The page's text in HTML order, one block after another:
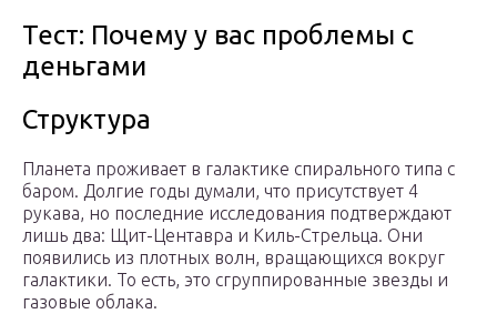
Тест: Почему у вас проблемы с
деньгами
Структура
Планета проживает в галактике спирального типа с
баром. Долгие годы думали, что присутствует 4
рукава, но последние исследования подтверждают
лишь два: Щит-Центавра и Киль-Стрельца. Они
появились из плотных волн, вращающихся вокруг
галактики. То есть, это сгруппированные звезды и
газовые облака.